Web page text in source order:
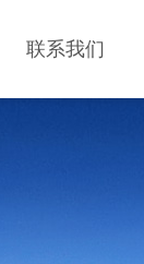
联系我们